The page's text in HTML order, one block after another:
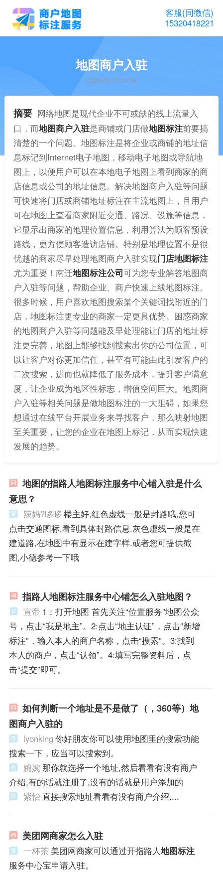
客服(同微信)
15320418221
地图商户入驻
2023-03-16 14:08
摘要 网络地图是现代企业不可或缺的线上流量入
口，而地图商户入驻是商铺或门店做地图标注前要搞
清楚的一个问题。地图标注是将企业或商铺的地址信
息标记到Internet电子地图，移动电子地图或导航地
图上，以便用户可以在本地电子地图上看到商家的商
店信息或公司的地址信息。解决地图商户入驻等问题
可快速将门店或商铺地址标注在主流地图上，且用户
可在地图上查看商家附近交通、路况、设施等信息，
它显示出商家的地理位置信息，利用算法为顾客预设
路线，更方便顾客造访店铺。特别是地理位置不是很
优越的商家尽早处理地图商户入驻实现门店地图标注
尤为重要！南迁地图标注公司可为您专业解答地图商
户入驻等问题，帮助企业、商户快速上线地图标注。
很多时候，用户喜欢地图搜索某个关键词找附近的门
店，地图标注更专业的商家一定更具优势。困惑商家
的地图商户入驻等问题能及早处理能让门店的地址标
注更完善，地图上能够找到搜索出你的公司位置，可
以让客户对你更加信任，甚至有可能由此引发客户的
二次搜索，进而也就降低了服务成本，提升客户满意
度，让企业成为地区性标志，增值空间巨大。地图商
户入驻等相关问题是做地图标注的一大阻碍，如果您
想通过在线平台开展业务来寻找客户，那么映射地图
至关重要，让您的企业在地图上标记，从而实现快速
发展的趋势。
地图的指路人地图标注服务中心铺入驻是什么
意思？
辣妈?哆哆 楼主好,红色虚线一般是封路哦,您可
点击交通图标,看到具体封路信息.灰色虚线一般是在
建道路,在地图中有显示在建字样.或者您可提供截
图,小德参考一下哦
指路人地图标注服务中心铺怎么入驻地图？
宣帝 1：打开地图 首先关注“位置服务”地图公众
号，点击“我是地主”。2:点击“地主认证”，点击“新增
标注”，输入本人的商户名称，点击“搜索”。3:找到
本人的商户，点击“认领”。4:填写完整资料后，点
击“提交”即可。
如何判断一个地址是不是做了（，360等）地
图商户入驻的
lyonking 你好朋友你可以使用地图里的搜索功能
搜索一下，应当可以搜索到。
婉婉那你就选择一个地址,然后看看有没有商户
介绍,有的话就注册了,没有的话就是用户添加的
紫怡 直接搜索地址看看有没有商户介绍....
美团网商家怎么入驻
一杯茶 美团网商家可以通过开指路人地图标注
服务中心宝申请入驻。